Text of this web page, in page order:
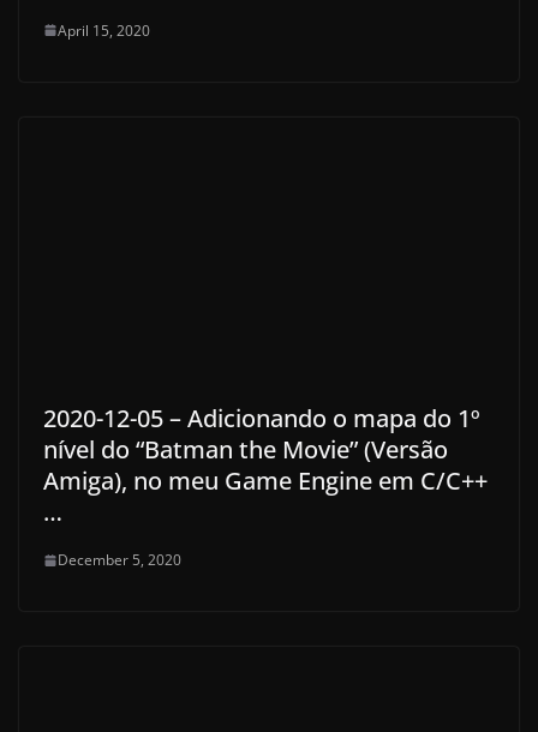
April 15, 2020
2020-12-05 – Adicionando o mapa do 1º
nível do “Batman the Movie” (Versão
Amiga), no meu Game Engine em C/C++
…
December 5, 2020